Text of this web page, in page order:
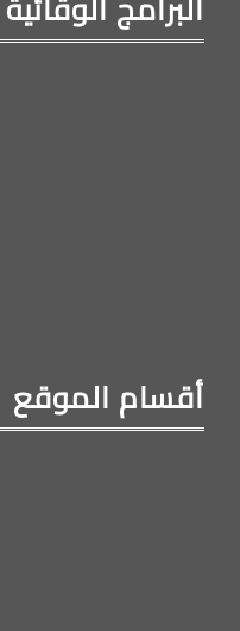
أقسام الموقع